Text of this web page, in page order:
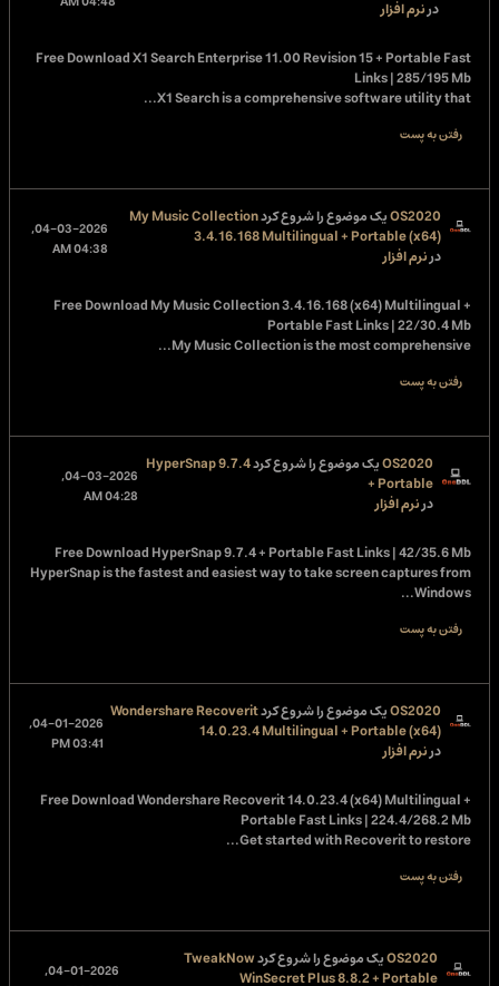
درنرم افزار
Free DownloadX1 Search Enterprise 11.00 Revision 15 + Portable Fast
Links | 285/195 Mb
X1 Search is a comprehensive software utility that...
رفتن به پست
OS2020یک موضوع را شروع کردMy Music Collection
3.4.16.168 Multilingual + Portable (x64)
درنرم افزار
04-03-2026,
04:38 AM
Free DownloadMy Music Collection 3.4.16.168 (x64) Multilingual +
Portable Fast Links | 22/30.4 Mb
My Music Collection is the most comprehensive...
رفتن به پست
OS2020یک موضوع را شروع کردHyperSnap 9.7.4
+ Portable
درنرم افزار
04-03-2026,
04:28 AM
Free DownloadHyperSnap 9.7.4 + Portable Fast Links | 42/35.6 Mb
HyperSnap is the fastest and easiest way to take screen captures from
Windows...
رفتن به پست
OS2020یک موضوع را شروع کردWondershare Recoverit
14.0.23.4 Multilingual + Portable (x64)
درنرم افزار
04-01-2026,
03:41 PM
Free DownloadWondershare Recoverit 14.0.23.4 (x64) Multilingual +
Portable Fast Links | 224.4/268.2 Mb
Get started with Recoverit to restore...
رفتن به پست
OS2020یک موضوع را شروع کردTweakNow
WinSecret Plus 8.8.2 + Portable
04-01-2026,